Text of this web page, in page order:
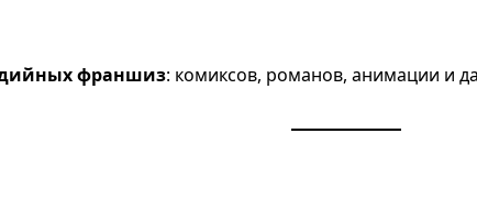
франшиз: комиксов, романов, анимации и